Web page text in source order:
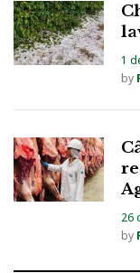
1
by
26
by